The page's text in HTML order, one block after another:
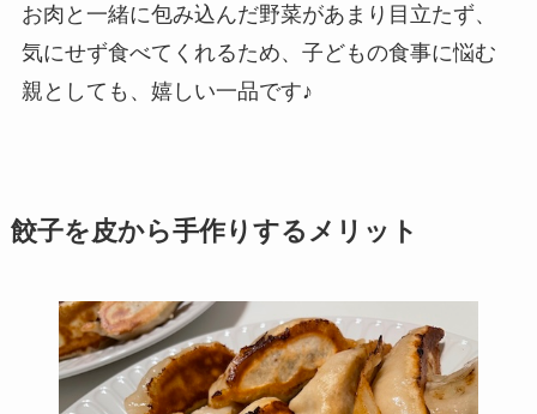
お肉と一緒に包み込んだ野菜があまり目立たず、
気にせず食べてくれるため、子どもの食事に悩む
親としても、嬉しい一品です♪
餃子を皮から手作りするメリット